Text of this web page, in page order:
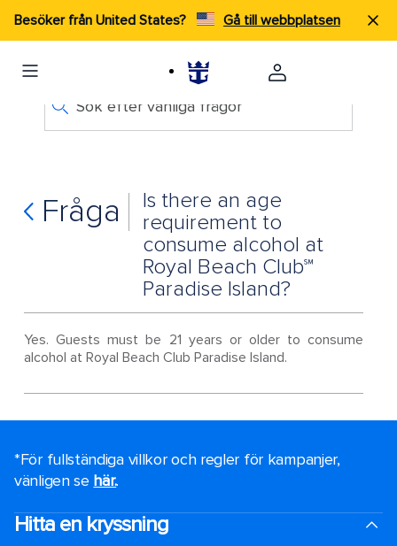
Besöker från United States? Gå till webbplatsen
Sök efter vanliga frågor
Fråga
Is there an age
requirement to
consume alcohol at
Royal Beach Club℠
Paradise Island?
Yes. Guests must be 21 years or older to consume
alcohol at Royal Beach Club Paradise Island.
*För fullständiga villkor och regler för kampanjer,
vänligen se här..
Hitta en kryssning